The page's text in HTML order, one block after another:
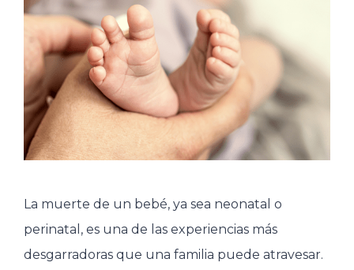
La muerte de un bebé, ya sea neonatal o
perinatal, es una de las experiencias más
desgarradoras que una familia puede atravesar.